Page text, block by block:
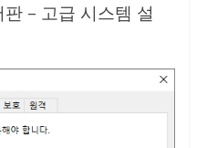
– 고급 시스템 설